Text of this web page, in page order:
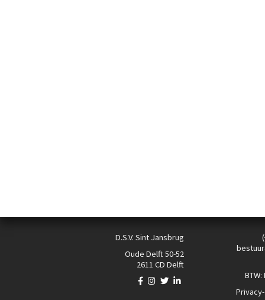
D.S.V. Sint Jansbrug
Oude Delft 50-52
2611 CD Delft